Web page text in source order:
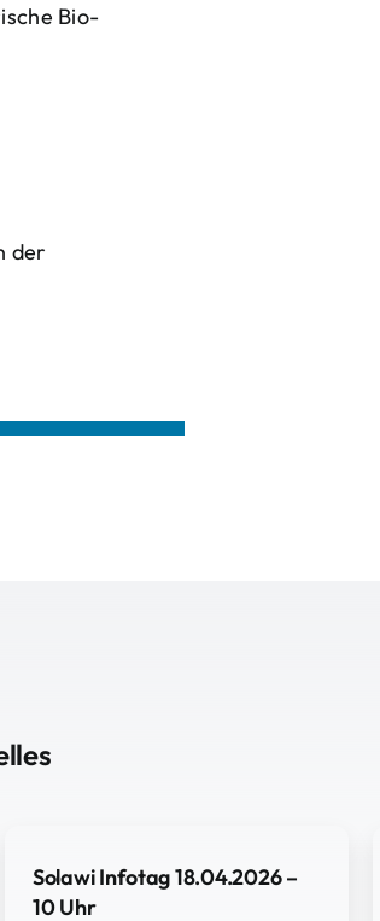
Bio-
der
Solawi Infotag 18.04.2026 –
10 Uhr